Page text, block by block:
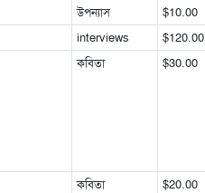
উপন্যাস
$10.00
interviews
$120.00
কবিতা $30.00
কবিতা
$20.00